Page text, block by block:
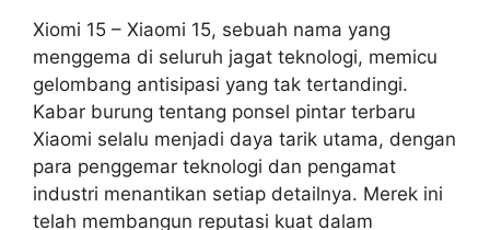
Xiomi 15 – Xiaomi 15, sebuah nama yang
menggema di seluruh jagat teknologi, memicu
gelombang antisipasi yang tak tertandingi.
Kabar burung tentang ponsel pintar terbaru
Xiaomi selalu menjadi daya tarik utama, dengan
para penggemar teknologi dan pengamat
industri menantikan setiap detailnya. Merek ini
telah membangun reputasi kuat dalam